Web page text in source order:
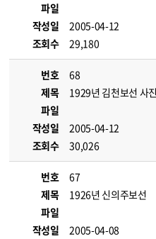
파일
작성일
2005-04-12
조회수
29,180
번호
68
제목
1929년 김천보선 사
파일
작성일
2005-04-12
조회수
30,026
번호
67
제목
1926년 신의주보선
파일
작성일
2005-04-08